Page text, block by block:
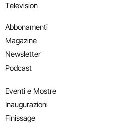
Television
Abbonamenti
Magazine
Newsletter
Podcast
Eventi e Mostre
Inaugurazioni
Finissage